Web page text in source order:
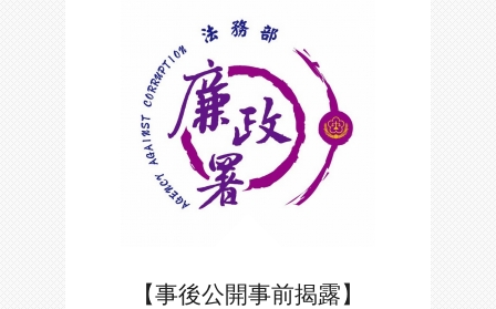
【事後公開事前揭露】